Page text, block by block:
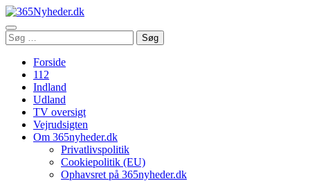
Åbn
menu
Søg
efter:
Søg
Forside
112
Indland
Udland
TV oversigt
Vejrudsigten
Om 365nyheder.dk
Privatlivspolitik
Cookiepolitik (EU)
Ophavsret på 365nyheder.dk